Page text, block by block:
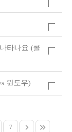
타나요 (콜
윈도우)
7